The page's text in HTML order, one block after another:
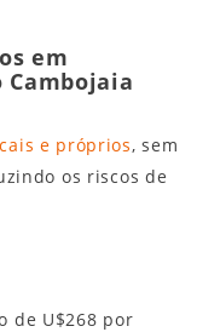
em
Cambojaia
e próprios, sem
os riscos de
de U$268 por